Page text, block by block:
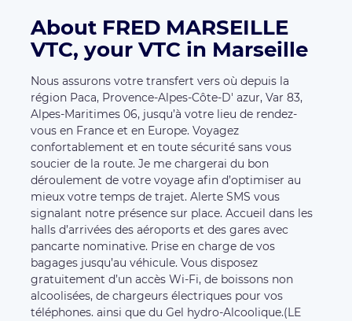
About FRED MARSEILLE
VTC, your VTC in Marseille
Nous assurons votre transfert vers où depuis la
région Paca, Provence-Alpes-Côte-D' azur, Var 83,
Alpes-Maritimes 06, jusqu’à votre lieu de rendez-
vous en France et en Europe. Voyagez
confortablement et en toute sécurité sans vous
soucier de la route. Je me chargerai du bon
déroulement de votre voyage afin d’optimiser au
mieux votre temps de trajet. Alerte SMS vous
signalant notre présence sur place. Accueil dans les
halls d’arrivées des aéroports et des gares avec
pancarte nominative. Prise en charge de vos
bagages jusqu’au véhicule. Vous disposez
gratuitement d’un accès Wi-Fi, de boissons non
alcoolisées, de chargeurs électriques pour vos
téléphones. ainsi que du Gel hydro-Alcoolique.(LE